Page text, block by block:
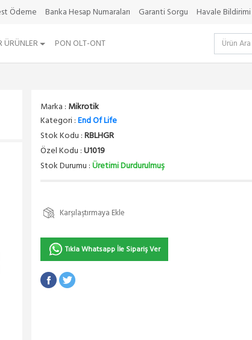
Ödeme Banka Hesap Numaraları Garanti Sorgu Havale Bildirimi
ÜRÜNLER PON OLT-ONT
Marka : Mikrotik
Kategori :End Of Life
Stok Kodu :RBLHGR
Özel Kodu :U1019
Stok Durumu :Üretimi Durdurulmuş
Karşılaştırmaya Ekle
Tıkla Whatsapp İle Sipariş Ver